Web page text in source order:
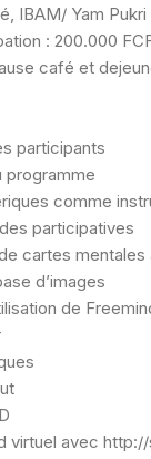
IBAM/ Yam Pukri
: 200.000
café et
participants
programme
comme
participatives
cartes mentales
d’images
de
virtuel avec